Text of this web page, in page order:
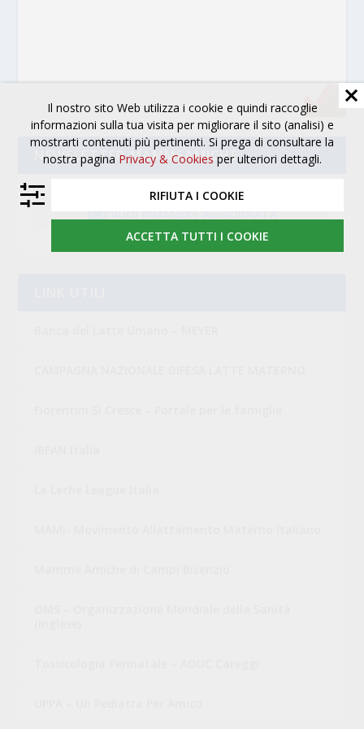
NEWSLETTER MAMMEAMICHE
✉️ VUOI RIMANERE AGGIORNATA
Il nostro sito Web utilizza i cookie e quindi raccoglie
informazioni sulla tua visita per migliorare il sito (analisi) e
mostrarti contenuti più pertinenti. Si prega di consultare la
nostra pagina Privacy & Cookies per ulteriori dettagli.
RIFIUTA I COOKIE
ACCETTA TUTTI I COOKIE